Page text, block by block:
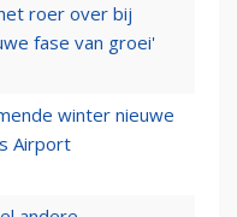
roer over bij
fase van groei'
winter nieuwe
Airport